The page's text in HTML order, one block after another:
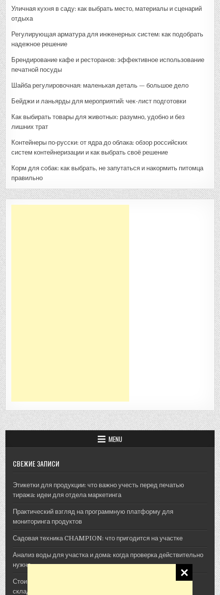
Уличная кухня в саду: как выбрать место, материалы и сценарий
отдыха
Регулирующая арматура для инженерных систем: как подобрать
надежное решение
Брендирование кафе и ресторанов: эффективное использование
печатной посуды
Шайба регулировочная: маленькая деталь — большое дело
Бейджи и ланьярды для мероприятий: чек-лист подготовки
Как выбирать товары для животных: разумно, удобно и без
лишних трат
Контейнеры по‑русски: от ядра до облака: обзор российских
систем контейнеризации и как выбрать своё решение
Корм для собак: как выбрать, не запутаться и накормить питомца
правильно
MENU
СВЕЖИЕ ЗАПИСИ
Этикетки для продукции: что важно учесть перед печатью
тиража: идеи для отдела маркетинга
Практический взгляд на программную платформу для
мониторинга продуктов
Садовая техника CHAMPION: что пригодится на участке
Анализ воды для участка и дома: когда проверка действительно
нужна
Стоимость архитектурной 3D-визуализации: из чего
складывается смета проекта